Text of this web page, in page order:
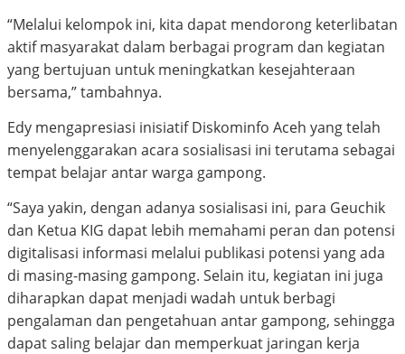
“Melalui kelompok ini, kita dapat mendorong keterlibatan
aktif masyarakat dalam berbagai program dan kegiatan
yang bertujuan untuk meningkatkan kesejahteraan
bersama,” tambahnya.
Edy mengapresiasi inisiatif Diskominfo Aceh yang telah
menyelenggarakan acara sosialisasi ini terutama sebagai
tempat belajar antar warga gampong.
“Saya yakin, dengan adanya sosialisasi ini, para Geuchik
dan Ketua KIG dapat lebih memahami peran dan potensi
digitalisasi informasi melalui publikasi potensi yang ada
di masing-masing gampong. Selain itu, kegiatan ini juga
diharapkan dapat menjadi wadah untuk berbagi
pengalaman dan pengetahuan antar gampong, sehingga
dapat saling belajar dan memperkuat jaringan kerja